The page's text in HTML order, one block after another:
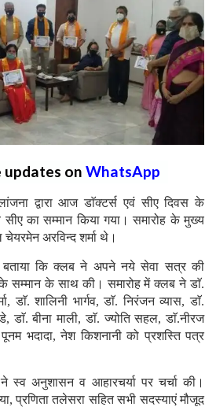
updates on WhatsApp
द्वारा आज डाॅक्टर्स एवं सीए दिवस के
का सम्मान किया गया। समारोह के मुख्य
चेयरमेन अरविन्द शर्मा थे।
बताया कि क्लब ने अपने नये सेवा सत्र की
सम्मान के साथ की। समारोह में क्लब ने डाॅ.
डाॅ. शालिनी भार्गव, डाॅ. निरंजन व्यास, डाॅ.
डाॅ. बीना माली, डाॅ. ज्योति सहल, डाॅ.नीरज
भदादा, नेश किशनानी को प्रशस्ति पत्र
स्व अनुशासन व आहारचर्या पर चर्चा की।
प्रणिता तलेसरा सहित सभी सदस्याएं मौजूद